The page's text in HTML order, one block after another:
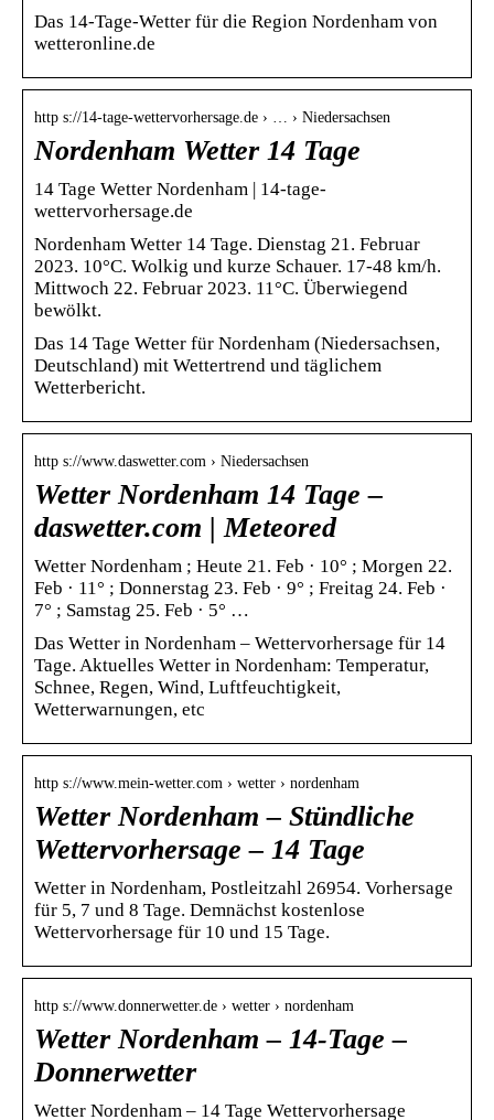
Das 14-Tage-Wetter für die Region Nordenham von
wetteronline.de
http s://14-tage-wettervorhersage.de › … › Niedersachsen
Nordenham Wetter 14 Tage
14 Tage Wetter Nordenham | 14-tage-
wettervorhersage.de
Nordenham Wetter 14 Tage. Dienstag 21. Februar
2023. 10°C. Wolkig und kurze Schauer. 17-48 km/h.
Mittwoch 22. Februar 2023. 11°C. Überwiegend
bewölkt.
Das 14 Tage Wetter für Nordenham (Niedersachsen,
Deutschland) mit Wettertrend und täglichem
Wetterbericht.
http s://www.daswetter.com › Niedersachsen
Wetter Nordenham 14 Tage –
daswetter.com | Meteored
Wetter Nordenham ; Heute 21. Feb · 10° ; Morgen 22.
Feb · 11° ; Donnerstag 23. Feb · 9° ; Freitag 24. Feb ·
7° ; Samstag 25. Feb · 5° …
Das Wetter in Nordenham – Wettervorhersage für 14
Tage. Aktuelles Wetter in Nordenham: Temperatur,
Schnee, Regen, Wind, Luftfeuchtigkeit,
Wetterwarnungen, etc
http s://www.mein-wetter.com › wetter › nordenham
Wetter Nordenham – Stündliche
Wettervorhersage – 14 Tage
Wetter in Nordenham, Postleitzahl 26954. Vorhersage
für 5, 7 und 8 Tage. Demnächst kostenlose
Wettervorhersage für 10 und 15 Tage.
http s://www.donnerwetter.de › wetter › nordenham
Wetter Nordenham – 14-Tage –
Donnerwetter
Wetter Nordenham – 14 Tage Wettervorhersage